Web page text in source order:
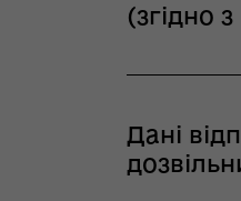
(згідно
Дані